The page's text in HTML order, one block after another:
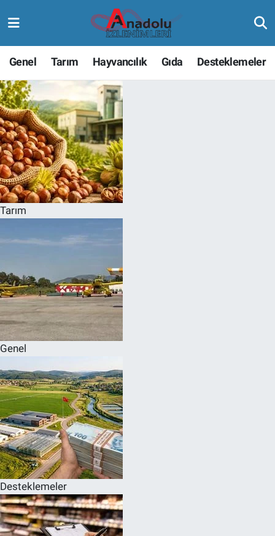
Genel Tarım Hayvancılık Gıda Desteklemeler
Tarım
Genel
Desteklemeler